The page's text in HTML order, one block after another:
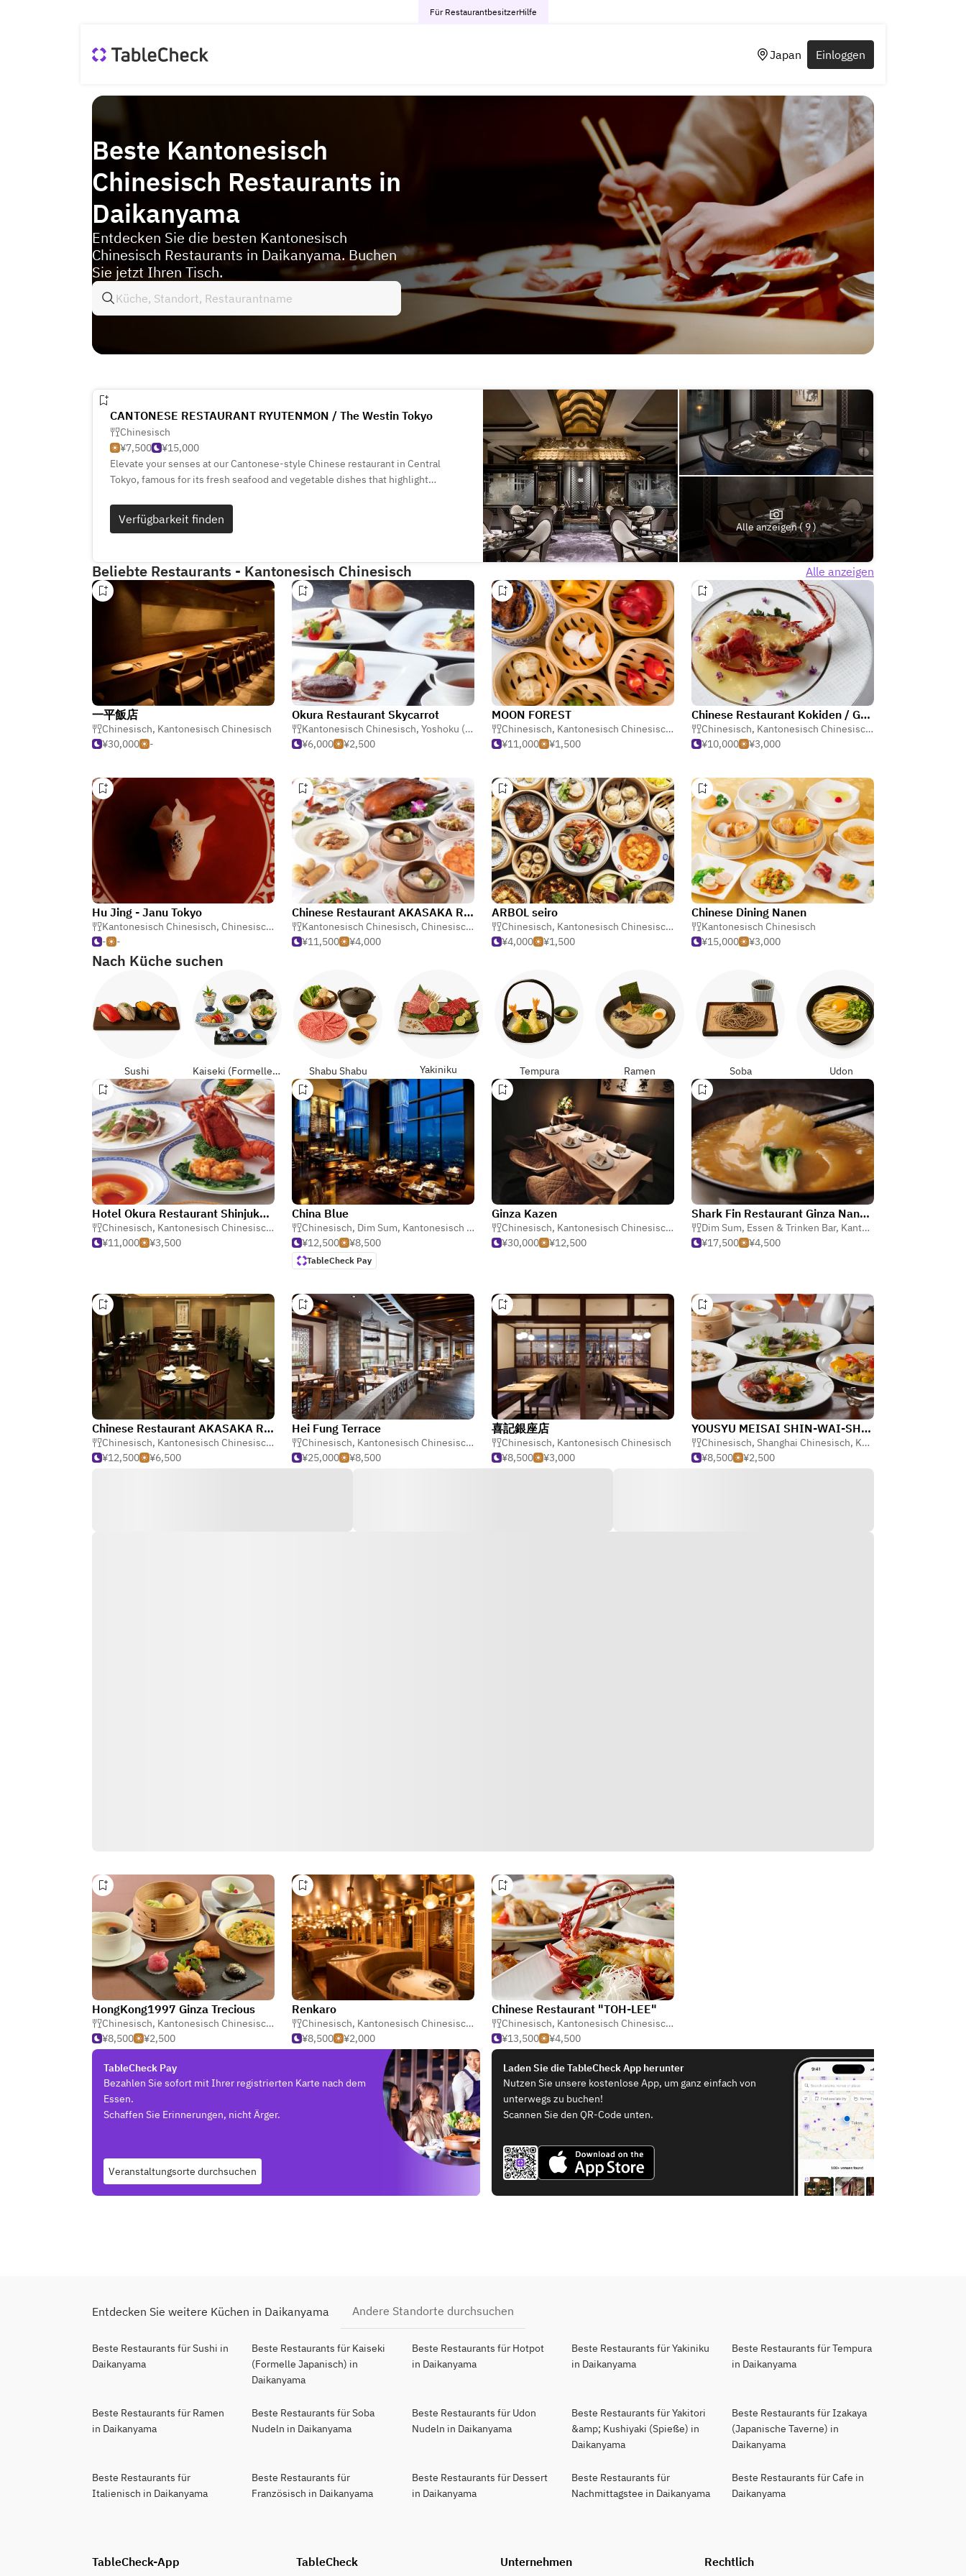
Für RestaurantbesitzerHilfe
Japan Einloggen
Beste Kantonesisch
Chinesisch Restaurants in
Daikanyama
Entdecken Sie die besten Kantonesisch
Chinesisch Restaurants in Daikanyama. Buchen
Sie jetzt Ihren Tisch.
CANTONESE RESTAURANT RYUTENMON / The Westin Tokyo
Chinesisch
¥7,500
¥15,000
Elevate your senses at our Cantonese-style Chinese restaurant in Central
Tokyo, famous for its fresh seafood and vegetable dishes that highlight
“Ryutenmon” means “Heaven’s Dragon Gate” in Cantonese, an auspicious
name befitting a regal Chinese restaurant which has been celebrated for its
Verfügbarkeit finden
Alle anzeigen ( 9 )
Beliebte Restaurants - Kantonesisch Chinesisch Alle anzeigen
一平飯店
Chinesisch, Kantonesisch Chinesisch
¥30,000
-
Okura Restaurant Skycarrot
Kantonesisch Chinesisch, Yoshoku (Abendländische Japanisch) ,Pasta
¥6,000
¥2,500
MOON FOREST
Chinesisch, Kantonesisch Chinesisch ,
Dim Sum
¥11,000
¥1,500
Chinese Restaurant Kokiden / Grand Prince Hotel Shintakanawa
Chinesisch, Kantonesisch Chinesisch ,
¥10,000
¥3,000
Hu Jing - Janu Tokyo
Kantonesisch Chinesisch, Chinesisch ,
Dim Sum
-
-
Chinese Restaurant AKASAKA RIKYU AKASAKA
Kantonesisch Chinesisch, Chinesisch ,
Dim Sum
¥11,500
¥4,000
ARBOL seiro
Chinesisch, Kantonesisch Chinesisch ,
Dim Sum
¥4,000
¥1,500
Chinese Dining Nanen
Kantonesisch Chinesisch
¥15,000
¥3,000
Nach Küche suchen
Sushi Kaiseki (Formelle Japanisch) Shabu Shabu Yakiniku Tempura Ramen Soba Udon
Hotel Okura Restaurant Shinjuku Chinese Cuisine Touri
Chinesisch, Kantonesisch Chinesisch ,
Dim Sum
¥11,000
¥3,500
China Blue
Chinesisch, Dim Sum, Kantonesisch Chinesisch
¥12,500
¥8,500
TableCheck Pay
Ginza Kazen
Chinesisch, Kantonesisch Chinesisch ,
Dim Sum
¥30,000
¥12,500
Shark Fin Restaurant Ginza Nanoka
Dim Sum, Essen & Trinken Bar, Kantonesisch Chinesisch
¥17,500
¥4,500
Chinese Restaurant AKASAKA RIKYU GINZA
Chinesisch, Kantonesisch Chinesisch ,
Dim Sum
¥12,500
¥6,500
Hei Fung Terrace
Chinesisch, Kantonesisch Chinesisch ,
Dim Sum
¥25,000
¥8,500
喜記銀座店
Chinesisch, Kantonesisch Chinesisch
¥8,500
¥3,000
YOUSYU MEISAI SHIN-WAI-SHUN
Chinesisch, Shanghai Chinesisch, Kantonesisch Chinesisch
¥8,500
¥2,500
HongKong1997 Ginza Trecious
Chinesisch, Kantonesisch Chinesisch ,
Dim Sum
¥8,500
¥2,500
Renkaro
Chinesisch, Kantonesisch Chinesisch ,
Dim Sum
¥8,500
¥2,000
Chinese Restaurant "TOH-LEE"
Chinesisch, Kantonesisch Chinesisch ,
¥13,500
¥4,500
TableCheck Pay
Bezahlen Sie sofort mit Ihrer registrierten Karte nach dem
Essen.
Schaffen Sie Erinnerungen, nicht Ärger.
Veranstaltungsorte durchsuchen
Laden Sie die TableCheck App herunter
Nutzen Sie unsere kostenlose App, um ganz einfach von
unterwegs zu buchen!
Scannen Sie den QR-Code unten.
Entdecken Sie weitere Küchen in Daikanyama Andere Standorte durchsuchen
Beste Restaurants für Sushi in
Daikanyama
Beste Restaurants für Kaiseki
(Formelle Japanisch) in
Daikanyama
Beste Restaurants für Hotpot
in Daikanyama
Beste Restaurants für Yakiniku
in Daikanyama
Beste Restaurants für Tempura
in Daikanyama
Beste Restaurants für Ramen
in Daikanyama
Beste Restaurants für Soba
Nudeln in Daikanyama
Beste Restaurants für Udon
Nudeln in Daikanyama
Beste Restaurants für Yakitori
&amp; Kushiyaki (Spieße) in
Daikanyama
Beste Restaurants für Izakaya
(Japanische Taverne) in
Daikanyama
Beste Restaurants für
Italienisch in Daikanyama
Beste Restaurants für
Französisch in Daikanyama
Beste Restaurants für Dessert
in Daikanyama
Beste Restaurants für
Nachmittagstee in Daikanyama
Beste Restaurants für Cafe in
Daikanyama
TableCheck-App TableCheck Unternehmen Rechtlich